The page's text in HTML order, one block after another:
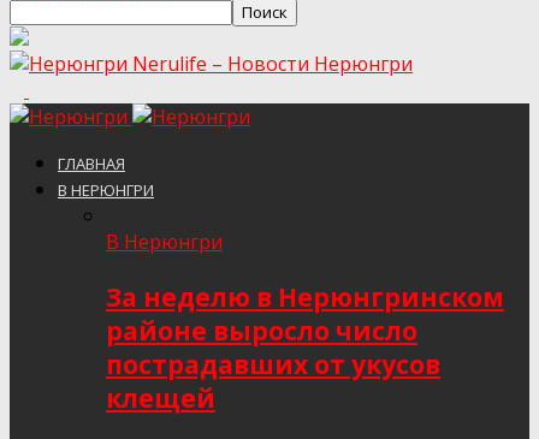
Nerulife – Новости Нерюнгри
ГЛАВНАЯ
В НЕРЮНГРИ
В Нерюнгри
За неделю в Нерюнгринском
районе выросло число
пострадавших от укусов
клещей